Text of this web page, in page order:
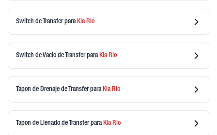
Switch de Transferpara KiaRio
Switch de Vacio de Transferpara KiaRio
Tapon de Drenaje de Transferpara KiaRio
Tapon de Llenado de Transferpara KiaRio